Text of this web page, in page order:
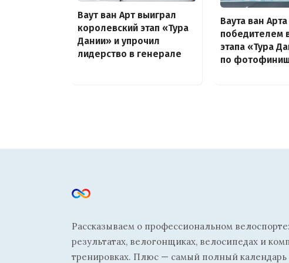
Ваут ван Арт выиграл
королевский этап «Тура
Дании» и упрочил
лидерство в генерале
Ваута ван
победителем
этапа «Тура
по
Рассказываем о профессиональном
результатах, велогонщиках, велосипедах и
тренировках. Плюс — самый полный календарь